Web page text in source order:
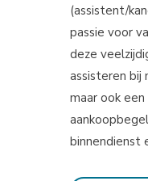
(assistent/
passie voor
deze
assisteren bij
maar ook
binnendienst